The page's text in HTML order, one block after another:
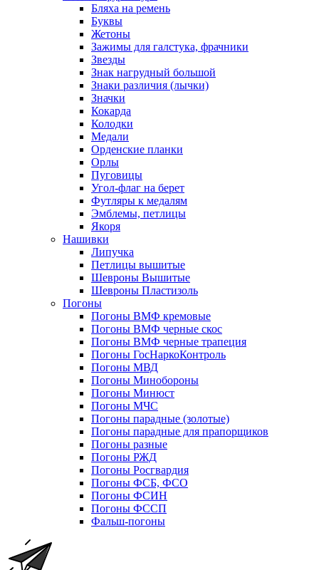
Бляха на ремень
Буквы
Жетоны
Зажимы для галстука, фрачники
Звезды
Знак нагрудный большой
Знаки различия (лычки)
Значки
Кокарда
Колодки
Медали
Орденские планки
Орлы
Пуговицы
Угол-флаг на берет
Футляры к медалям
Эмблемы, петлицы
Якоря
Нашивки
Липучка
Петлицы вышитые
Шевроны Вышитые
Шевроны Пластизоль
Погоны
Погоны ВМФ кремовые
Погоны ВМФ черные скос
Погоны ВМФ черные трапеция
Погоны ГосНаркоКонтроль
Погоны МВД
Погоны Минобороны
Погоны Минюст
Погоны МЧС
Погоны парадные (золотые)
Погоны парадные для прапорщиков
Погоны разные
Погоны РЖД
Погоны Росгвардия
Погоны ФСБ, ФСО
Погоны ФСИН
Погоны ФССП
Фальш-погоны